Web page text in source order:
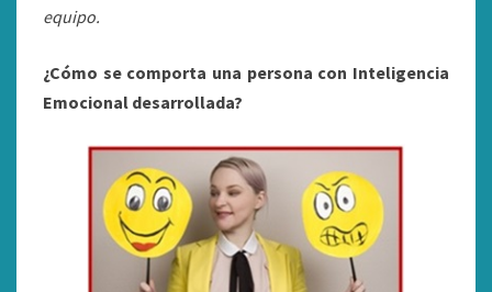
equipo.
¿Cómo se comporta una persona con Inteligencia
Emocional desarrollada?